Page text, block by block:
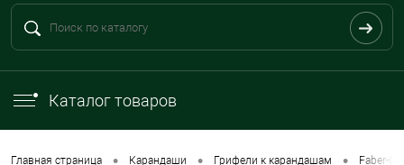
Каталог товаров
Главная страница • Карандаши • Грифели к карандашам • Faber-